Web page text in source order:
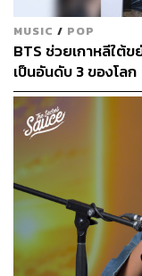
MUSIC / POP
BTS ช่วยเกาหลีใต้
เป็นอันดับ 3 ของโลก